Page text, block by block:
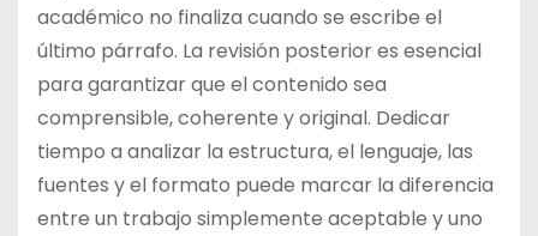
académico no finaliza cuando se escribe el
último párrafo. La revisión posterior es esencial
para garantizar que el contenido sea
comprensible, coherente y original. Dedicar
tiempo a analizar la estructura, el lenguaje, las
fuentes y el formato puede marcar la diferencia
entre un trabajo simplemente aceptable y uno